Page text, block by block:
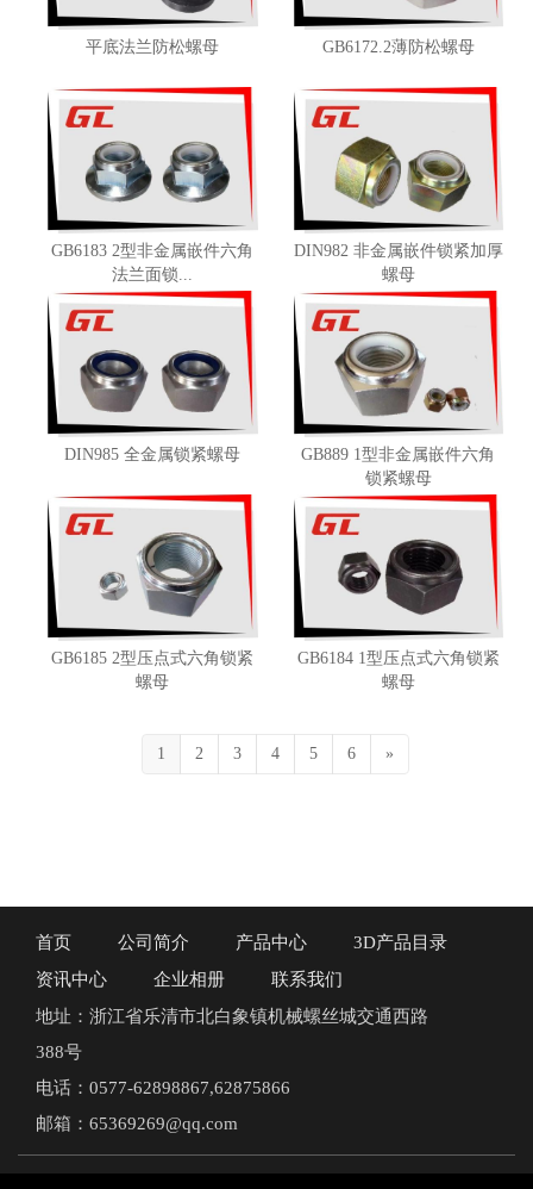
平底法兰防松螺母 GB6172.2薄防松螺母
GB6183 2型非金属嵌件六角
法兰面锁...
DIN982 非金属嵌件锁紧加厚
螺母
DIN985 全金属锁紧螺母
GB889 1型非金属嵌件六角
锁紧螺母
GB6185 2型压点式六角锁紧
螺母
GB6184 1型压点式六角锁紧
螺母
1 2 3 4 5 6 »
首页 公司简介 产品中心
3D产品目录
资讯中心
企业相册
联系我们
地址：浙江省乐清市北白象镇机械螺丝城交通西路
388号
电话：0577-62898867,62875866
邮箱：65369269@qq.com